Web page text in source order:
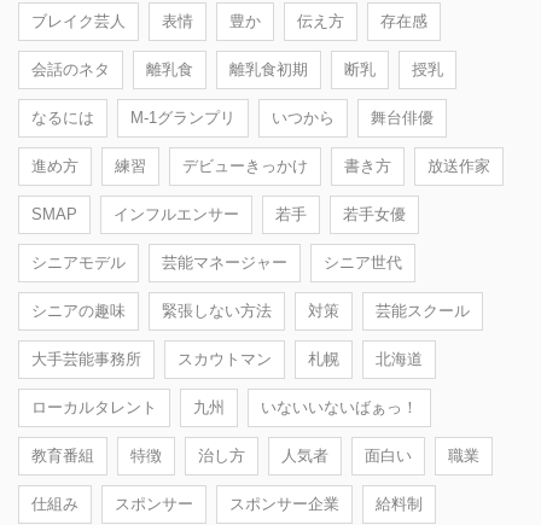
ブレイク芸人 表情 豊か 伝え方 存在感
会話のネタ 離乳食 離乳食初期 断乳 授乳
なるには M-1グランプリ いつから 舞台俳優
進め方 練習 デビューきっかけ 書き方 放送作家
SMAP インフルエンサー 若手 若手女優
シニアモデル 芸能マネージャー シニア世代
シニアの趣味 緊張しない方法 対策 芸能スクール
大手芸能事務所 スカウトマン 札幌 北海道
ローカルタレント 九州 いないいないばぁっ！
教育番組 特徴 治し方 人気者 面白い 職業
仕組み スポンサー スポンサー企業 給料制